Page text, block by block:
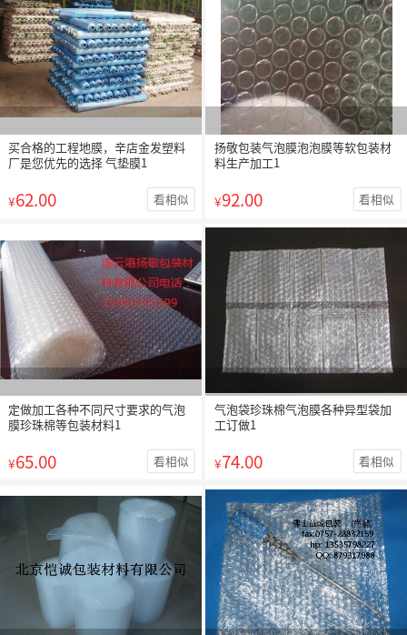
买合格的工程地膜，辛店金发塑料
厂是您优先的选择 气垫膜1
¥62.00 看相似
扬敬包装气泡膜泡泡膜等软包装材
料生产加工1
¥92.00 看相似
定做加工各种不同尺寸要求的气泡
膜珍珠棉等包装材料1
¥65.00 看相似
气泡袋珍珠棉气泡膜各种异型袋加
工订做1
¥74.00 看相似